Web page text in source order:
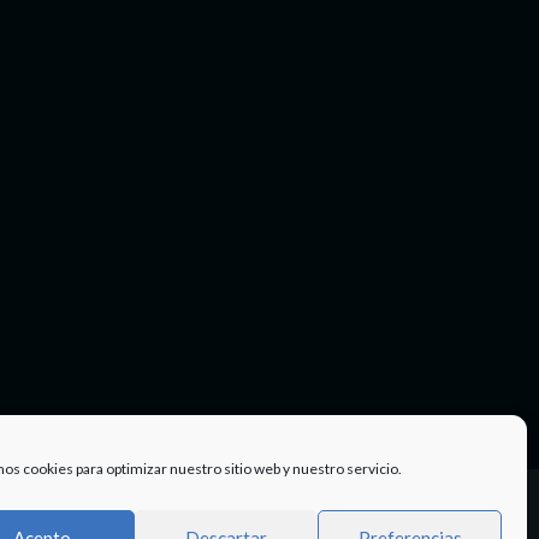
cookies para optimizar nuestro sitio web y nuestro servicio.
Twitter
TÉRMINOS